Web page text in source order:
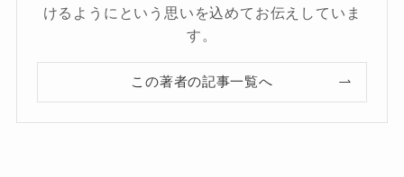
けるようにという思いを込めてお伝えしていま
す。
この著者の記事一覧へ